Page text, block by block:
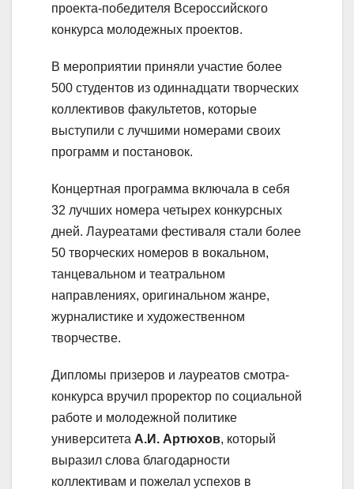
проекта-победителя Всероссийского
конкурса молодежных проектов.
В мероприятии приняли участие более
500 студентов из одиннадцати творческих
коллективов факультетов, которые
выступили с лучшими номерами своих
программ и постановок.
Концертная программа включала в себя
32 лучших номера четырех конкурсных
дней. Лауреатами фестиваля стали более
50 творческих номеров в вокальном,
танцевальном и театральном
направлениях, оригинальном жанре,
журналистике и художественном
творчестве.
Дипломы призеров и лауреатов смотра-
конкурса вручил проректор по социальной
работе и молодежной политике
университета А.И. Артюхов, который
выразил слова благодарности
коллективам и пожелал успехов в